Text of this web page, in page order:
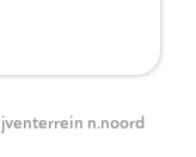
n.noord